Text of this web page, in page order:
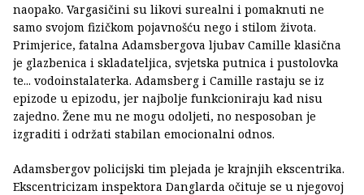
naopako. Vargasičini su likovi surealni i pomaknuti ne
samo svojom fizičkom pojavnošću nego i stilom života.
Primjerice, fatalna Adamsbergova ljubav Camille klasična
je glazbenica i skladateljica, svjetska putnica i pustolovka
te... vodoinstalaterka. Adamsberg i Camille rastaju se iz
epizode u epizodu, jer najbolje funkcioniraju kad nisu
zajedno. Žene mu ne mogu odoljeti, no nesposoban je
izgraditi i održati stabilan emocionalni odnos.
Adamsbergov policijski tim plejada je krajnjih ekscentrika.
Ekscentricizam inspektora Danglarda očituje se u njegovoj